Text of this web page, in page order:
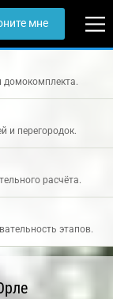
мне
домокомплекта.
и перегородок.
расчёта.
этапов.